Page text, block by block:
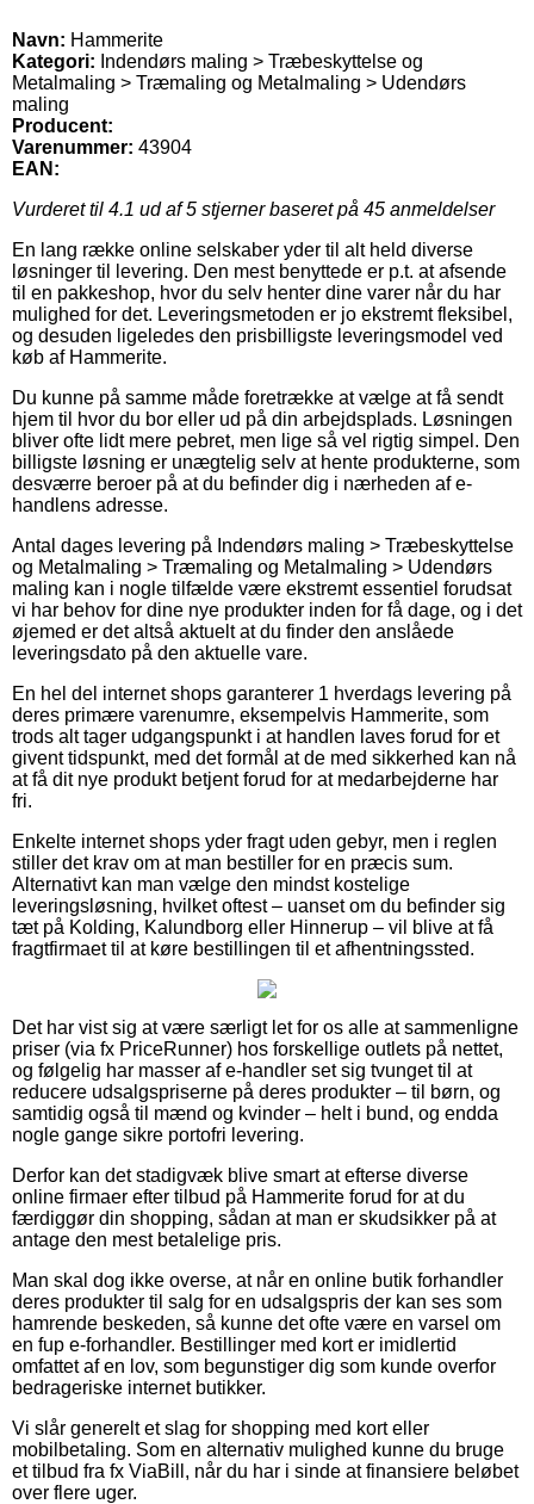
Navn: Hammerite
Kategori: Indendørs maling > Træbeskyttelse og
Metalmaling > Træmaling og Metalmaling > Udendørs
maling
Producent:
Varenummer: 43904
EAN:
Vurderet til 4.1 ud af 5 stjerner baseret på 45 anmeldelser
En lang række online selskaber yder til alt held diverse
løsninger til levering. Den mest benyttede er p.t. at afsende
til en pakkeshop, hvor du selv henter dine varer når du har
mulighed for det. Leveringsmetoden er jo ekstremt fleksibel,
og desuden ligeledes den prisbilligste leveringsmodel ved
køb af Hammerite.
Du kunne på samme måde foretrække at vælge at få sendt
hjem til hvor du bor eller ud på din arbejdsplads. Løsningen
bliver ofte lidt mere pebret, men lige så vel rigtig simpel. Den
billigste løsning er unægtelig selv at hente produkterne, som
desværre beroer på at du befinder dig i nærheden af e-
handlens adresse.
Antal dages levering på Indendørs maling > Træbeskyttelse
og Metalmaling > Træmaling og Metalmaling > Udendørs
maling kan i nogle tilfælde være ekstremt essentiel forudsat
vi har behov for dine nye produkter inden for få dage, og i det
øjemed er det altså aktuelt at du finder den anslåede
leveringsdato på den aktuelle vare.
En hel del internet shops garanterer 1 hverdags levering på
deres primære varenumre, eksempelvis Hammerite, som
trods alt tager udgangspunkt i at handlen laves forud for et
givent tidspunkt, med det formål at de med sikkerhed kan nå
at få dit nye produkt betjent forud for at medarbejderne har
fri.
Enkelte internet shops yder fragt uden gebyr, men i reglen
stiller det krav om at man bestiller for en præcis sum.
Alternativt kan man vælge den mindst kostelige
leveringsløsning, hvilket oftest – uanset om du befinder sig
tæt på Kolding, Kalundborg eller Hinnerup – vil blive at få
fragtfirmaet til at køre bestillingen til et afhentningssted.
Det har vist sig at være særligt let for os alle at sammenligne
priser (via fx PriceRunner) hos forskellige outlets på nettet,
og følgelig har masser af e-handler set sig tvunget til at
reducere udsalgspriserne på deres produkter – til børn, og
samtidig også til mænd og kvinder – helt i bund, og endda
nogle gange sikre portofri levering.
Derfor kan det stadigvæk blive smart at efterse diverse
online firmaer efter tilbud på Hammerite forud for at du
færdiggør din shopping, sådan at man er skudsikker på at
antage den mest betalelige pris.
Man skal dog ikke overse, at når en online butik forhandler
deres produkter til salg for en udsalgspris der kan ses som
hamrende beskeden, så kunne det ofte være en varsel om
en fup e-forhandler. Bestillinger med kort er imidlertid
omfattet af en lov, som begunstiger dig som kunde overfor
bedrageriske internet butikker.
Vi slår generelt et slag for shopping med kort eller
mobilbetaling. Som en alternativ mulighed kunne du bruge
et tilbud fra fx ViaBill, når du har i sinde at finansiere beløbet
over flere uger.